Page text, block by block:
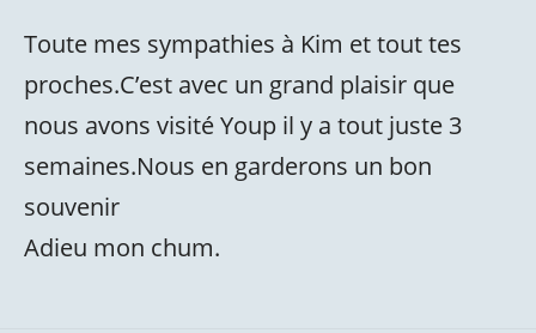
Toute mes sympathies à Kim et tout tes
proches.C’est avec un grand plaisir que
nous avons visité Youp il y a tout juste 3
semaines.Nous en garderons un bon
souvenir
Adieu mon chum.